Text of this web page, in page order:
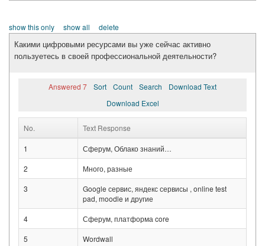
show this only show all delete
Какими цифровыми ресурсами вы уже сейчас активно
пользуетесь в своей профессиональной деятельности?
Answered 7 Sort Count Search
Download Text
Download Excel
No. Text Response
1
Сферум, Облако знаний…
2
Много, разные
3
Google сервис, яндекс сервисы , online test
pad, moodle и другие
4
Сферум, платформа core
5
Wordwall